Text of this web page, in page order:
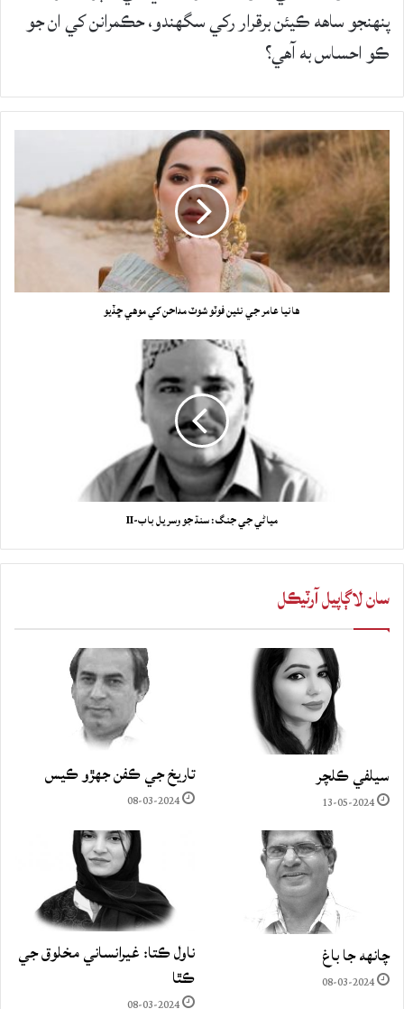
پنهنجو ساهه ڪيئن برقرار رکي سگهندو، حڪمرانن کي ان جو
ڪو احساس به آهي؟
هانيا عامر جي نئين فوٽو شوٽ مداحن کي موهي ڇڏيو
مياڻي جي جنگ: سنڌ جو وسريل باب-II
سان لاڳاپيل آرٽيڪل
سيلفي ڪلچر
13-05-2024
تاريخ جي ڪفن جھڙو ڪيس
08-03-2024
چانهه جا باغ
08-03-2024
ناول ڪتا: غيرانساني مخلوق جي
ڪٿا